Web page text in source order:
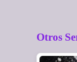
Otros